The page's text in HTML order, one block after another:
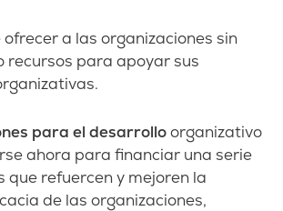
a las organizaciones sin
recursos para apoyar sus
para el desarrolloorganizativo
ahora para financiar una serie
que refuercen y mejoren la
de las organizaciones,